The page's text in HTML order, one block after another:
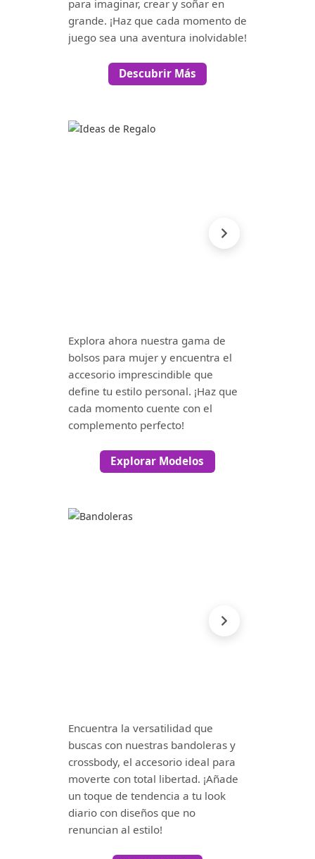
para imaginar, crear y soñar en
grande. ¡Haz que cada momento de
juego sea una aventura inolvidable!
Descubrir Más
Explora ahora nuestra gama de
bolsos para mujer y encuentra el
accesorio imprescindible que
define tu estilo personal. ¡Haz que
cada momento cuente con el
complemento perfecto!
Explorar Modelos
Encuentra la versatilidad que
buscas con nuestras bandoleras y
crossbody, el accesorio ideal para
moverte con total libertad. ¡Añade
un toque de tendencia a tu look
diario con diseños que no
renuncian al estilo!